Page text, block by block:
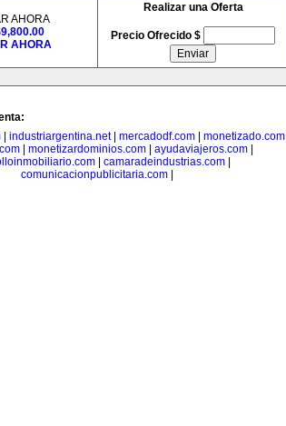
AHORA
9,800.00
AHORA
Realizar una Oferta
Precio Ofrecido $
| industriargentina.net| mercadodf.com| monetizado.com|
| monetizardominios.com| ayudaviajeros.com|
camaradeindustrias.com
comunicacionpublicitaria.com